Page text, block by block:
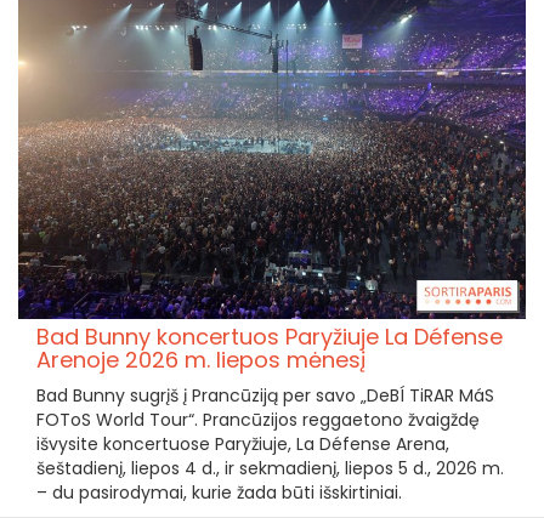
Bad Bunny koncertuos Paryžiuje La Défense
Arenoje 2026 m. liepos mėnesį
Bad Bunny sugrįš į Prancūziją per savo „DeBÍ TiRAR MáS
FOToS World Tour“. Prancūzijos reggaetono žvaigždę
išvysite koncertuose Paryžiuje, La Défense Arena,
šeštadienį, liepos 4 d., ir sekmadienį, liepos 5 d., 2026 m.
– du pasirodymai, kurie žada būti išskirtiniai.